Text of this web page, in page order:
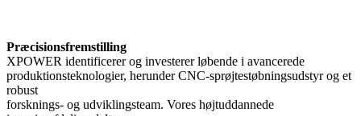
Præcisionsfremstilling
XPOWER identificerer og investerer løbende i avancerede
produktionsteknologier, herunder CNC-sprøjtestøbningsudstyr og et
robust
forsknings- og udviklingsteam. Vores højtuddannede